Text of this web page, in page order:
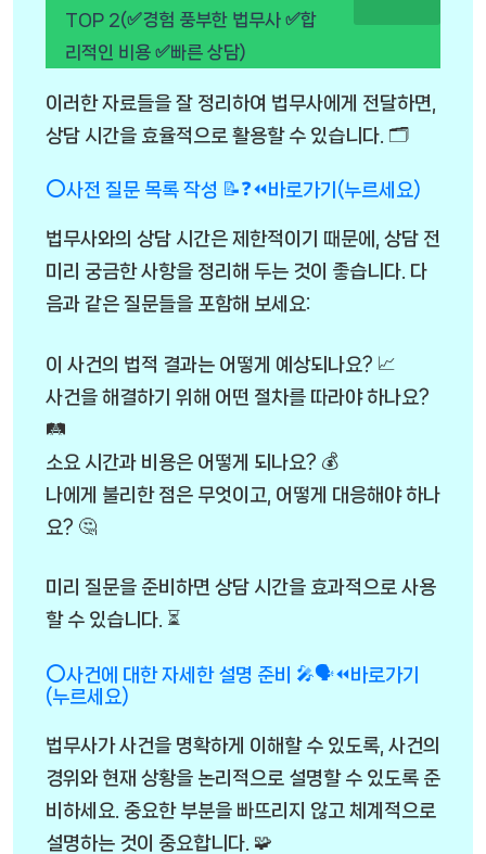
TOP 2(✅경험 풍부한 법무사 ✅합
리적인 비용 ✅빠른 상담)
이러한 자료들을 잘 정리하여 법무사에게 전달하면,
상담 시간을 효율적으로 활용할 수 있습니다. 🗂️
⭕사전 질문 목록 작성 📝❓⏪바로가기(누르세요)
법무사와의 상담 시간은 제한적이기 때문에, 상담 전
미리 궁금한 사항을 정리해 두는 것이 좋습니다. 다
음과 같은 질문들을 포함해 보세요:
이 사건의 법적 결과는 어떻게 예상되나요? 📈
사건을 해결하기 위해 어떤 절차를 따라야 하나요?
🛤️
소요 시간과 비용은 어떻게 되나요? 💰
나에게 불리한 점은 무엇이고, 어떻게 대응해야 하나
요? 🤔
미리 질문을 준비하면 상담 시간을 효과적으로 사용
할 수 있습니다. ⏳
⭕사건에 대한 자세한 설명 준비 🎤🗣️⏪바로가기
(누르세요)
법무사가 사건을 명확하게 이해할 수 있도록, 사건의
경위와 현재 상황을 논리적으로 설명할 수 있도록 준
비하세요. 중요한 부분을 빠뜨리지 않고 체계적으로
설명하는 것이 중요합니다. 🧩